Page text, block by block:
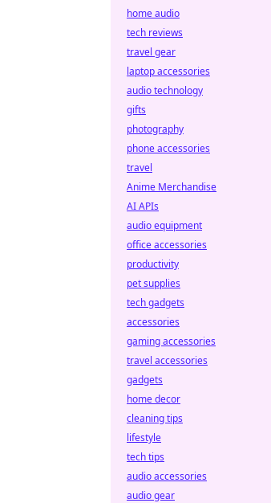
home audio
tech reviews
travel gear
laptop accessories
audio technology
gifts
photography
phone accessories
travel
Anime Merchandise
AI APIs
audio equipment
office accessories
productivity
pet supplies
tech gadgets
accessories
gaming accessories
travel accessories
gadgets
home decor
cleaning tips
lifestyle
tech tips
audio accessories
audio gear